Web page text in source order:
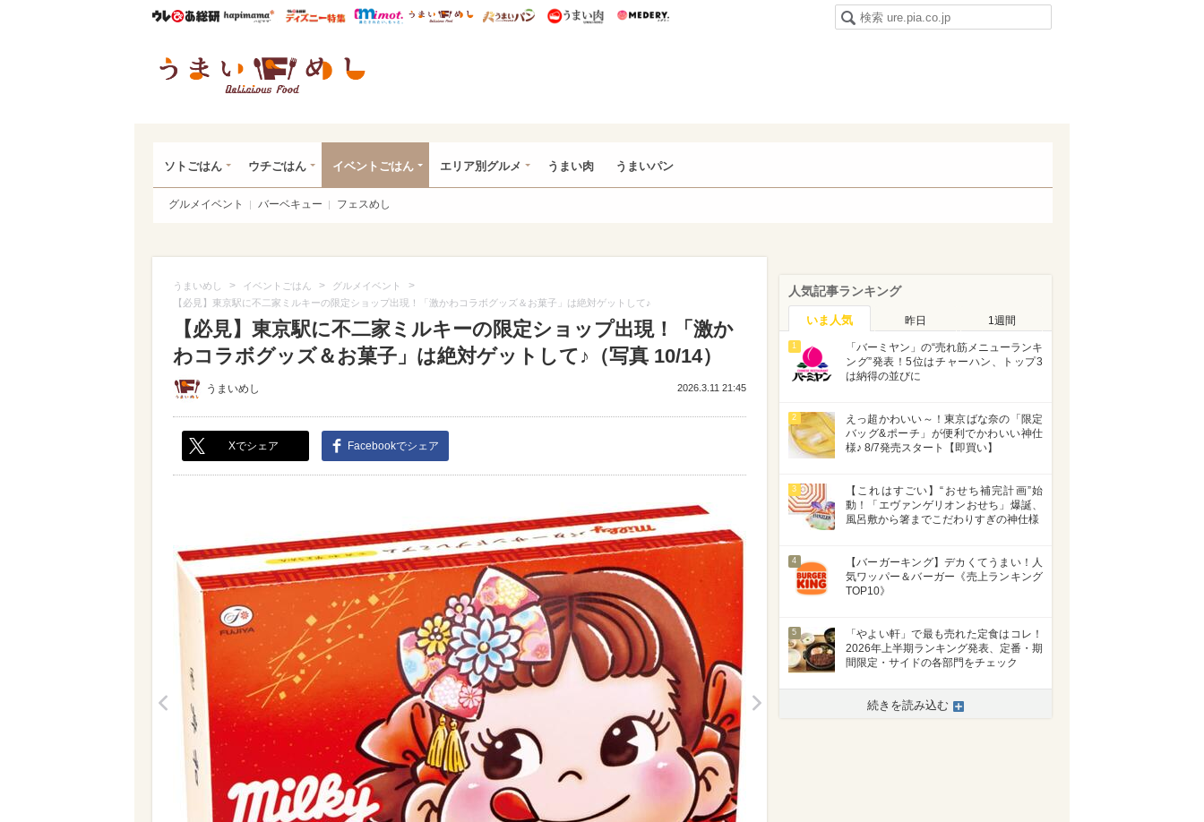
ウレぴあ総研ハピママ* ウレぴあ総研 ディズニー特集
mimot. うまいめし うまいパン うまい肉
ソトごはん ウチごはん イベントごはん エリア別グルメ うまい肉 うまいパン
グルメイベント バーベキュー フェスめし
うまいめし > イベントごはん > グルメイベント >
【必見】東京駅に不二家ミルキーの限定ショップ出現！「激かわコラボグッズ＆お菓子」は絶対ゲットして♪
【必見】東京駅に不二家ミルキーの限定ショップ出現！「激か
わコラボグッズ＆お菓子」は絶対ゲットして♪（写真 10/14）
うまいめし 2026.3.11 21:45
Xでシェア Facebookでシェア
人気記事ランキング
いま人気 昨日 1週間
1
「バーミヤン」の“売れ筋メニューランキ
ング”発表！5位はチャーハン、トップ3
は納得の並びに
2
えっ超かわいい～！東京ばな奈の「限定
バッグ&ポーチ」が便利でかわいい神仕
様♪ 8/7発売スタート【即買い】
3
【これはすごい】“おせち補完計画”始
動！「エヴァンゲリオンおせち」爆誕、
風呂敷から箸までこだわりすぎの神仕様
4
【バーガーキング】デカくてうまい！人
気ワッパー＆バーガー《売上ランキング
TOP10》
5
「やよい軒」で最も売れた定食はコレ！
2026年上半期ランキング発表、定番・期
間限定・サイドの各部門をチェック
続きを読み込む